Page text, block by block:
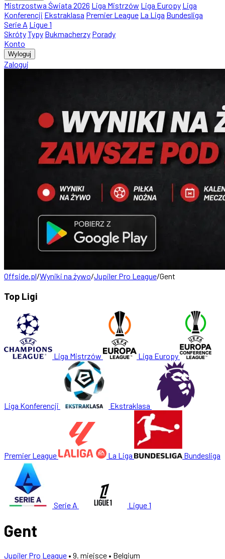
Mistrzostwa Świata 2026 Liga Mistrzów Liga Europy Liga
Konferencji Ekstraklasa Premier League La Liga Bundesliga
Serie A Ligue 1
SkrótyTypy Bukmacherzy Porady
Konto
Wyloguj
Zaloguj
Offside.pl/Wyniki na żywo/Jupiler Pro League/Gent
Top Ligi
Liga Mistrzów Liga Europy
Liga Konferencji Ekstraklasa
Premier League La Liga Bundesliga
Serie A Ligue 1
Gent
Jupiler Pro League • 9. miejsce • Belgium